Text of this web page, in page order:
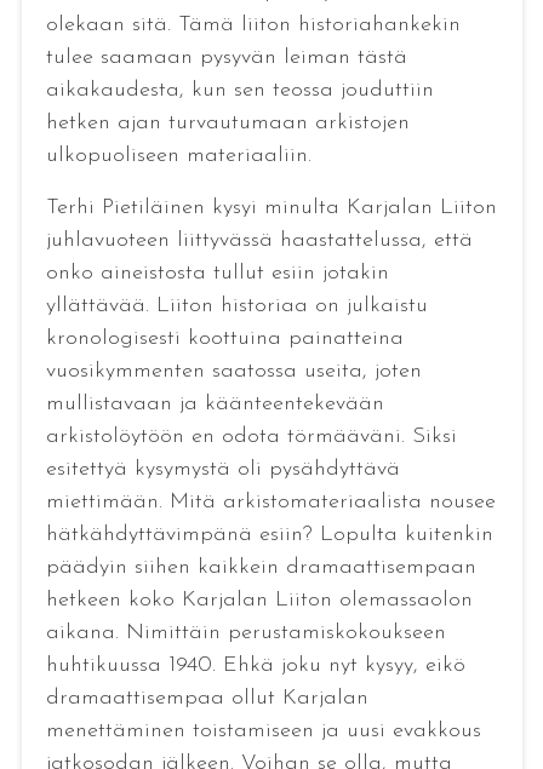
olekaan sitä. Tämä liiton historiahankekin
tulee saamaan pysyvän leiman tästä
aikakaudesta, kun sen teossa jouduttiin
hetken ajan turvautumaan arkistojen
ulkopuoliseen materiaaliin.
Terhi Pietiläinen kysyi minulta Karjalan Liiton
juhlavuoteen liittyvässä haastattelussa, että
onko aineistosta tullut esiin jotakin
yllättävää. Liiton historiaa on julkaistu
kronologisesti koottuina painatteina
vuosikymmenten saatossa useita, joten
mullistavaan ja käänteentekevään
arkistolöytöön en odota törmääväni. Siksi
esitettyä kysymystä oli pysähdyttävä
miettimään. Mitä arkistomateriaalista nousee
hätkähdyttävimpänä esiin? Lopulta kuitenkin
päädyin siihen kaikkein dramaattisempaan
hetkeen koko Karjalan Liiton olemassaolon
aikana. Nimittäin perustamiskokoukseen
huhtikuussa 1940. Ehkä joku nyt kysyy, eikö
dramaattisempaa ollut Karjalan
menettäminen toistamiseen ja uusi evakkous
jatkosodan jälkeen. Voihan se olla, mutta